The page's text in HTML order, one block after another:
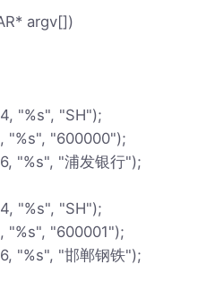
argv[])
"%s", "SH");
"%s", "600000");
"%s", "浦发银行");
"%s", "SH");
"%s", "600001");
"%s", "邯郸钢铁");